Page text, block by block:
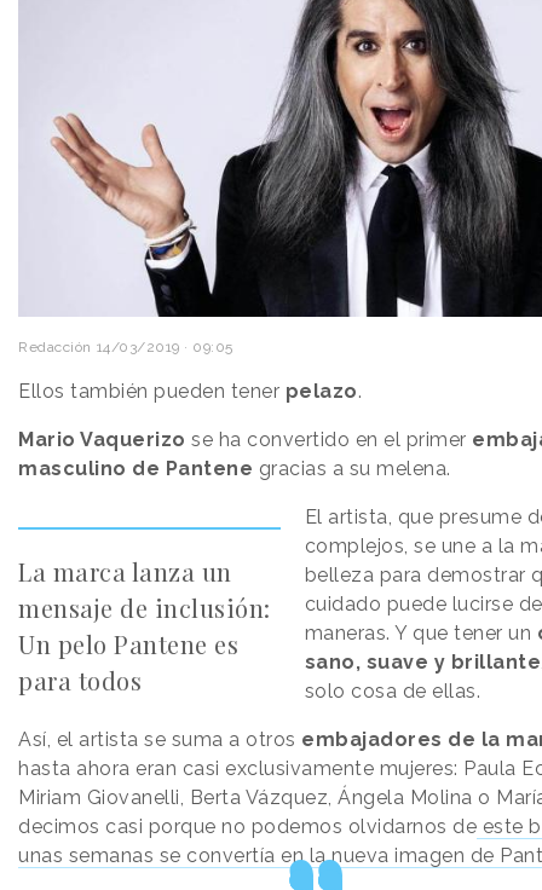
Redacción 14/03/2019 · 09:05
Ellos también pueden tener pelazo.
Mario Vaquerizo se ha convertido en el primer
masculino de Pantene gracias a su melena.
La marca lanza un
mensaje de inclusión:
Un pelo Pantene es
para todos
El artista, que presume
complejos, se une a la
belleza para demostrar
cuidado puede lucirse
maneras. Y que tener un
sano, suave y brillante
solo cosa de ellas.
Así, el artista se suma a otros embajadores de la
hasta ahora eran casi exclusivamente mujeres: Paula
Miriam Giovanelli, Berta Vázquez, Ángela Molina o
decimos casi porque no podemos olvidarnos de este
unas semanas se convertía en la nueva imagen de